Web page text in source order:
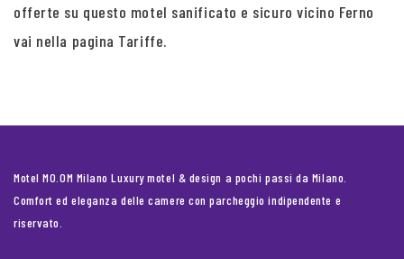
offerte su questo motel sanificato e sicuro vicino Ferno
vai nella pagina Tariffe.
Motel MO.OM Milano Luxury motel & design a pochi passi da Milano.
Comfort ed eleganza delle camere con parcheggio indipendente e
riservato.